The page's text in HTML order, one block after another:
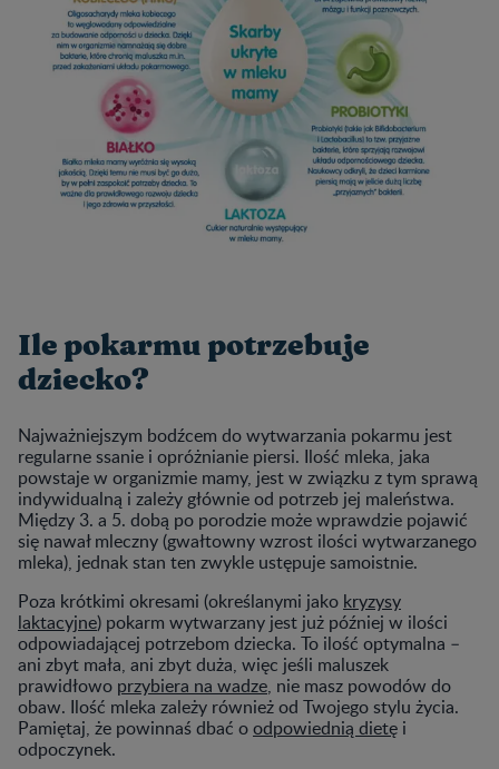
Ile pokarmu potrzebuje
dziecko?
Najważniejszym bodźcem do wytwarzania pokarmu jest
regularne ssanie i opróżnianie piersi. Ilość mleka, jaka
powstaje w organizmie mamy, jest w związku z tym sprawą
indywidualną i zależy głównie od potrzeb jej maleństwa.
Między 3. a 5. dobą po porodzie może wprawdzie pojawić
się nawał mleczny (gwałtowny wzrost ilości wytwarzanego
mleka), jednak stan ten zwykle ustępuje samoistnie.
Poza krótkimi okresami (określanymi jako kryzysy
laktacyjne) pokarm wytwarzany jest już później w ilości
odpowiadającej potrzebom dziecka. To ilość optymalna –
ani zbyt mała, ani zbyt duża, więc jeśli maluszek
prawidłowo przybiera na wadze, nie masz powodów do
obaw. Ilość mleka zależy również od Twojego stylu życia.
Pamiętaj, że powinnaś dbać oodpowiednią dietę i
odpoczynek.